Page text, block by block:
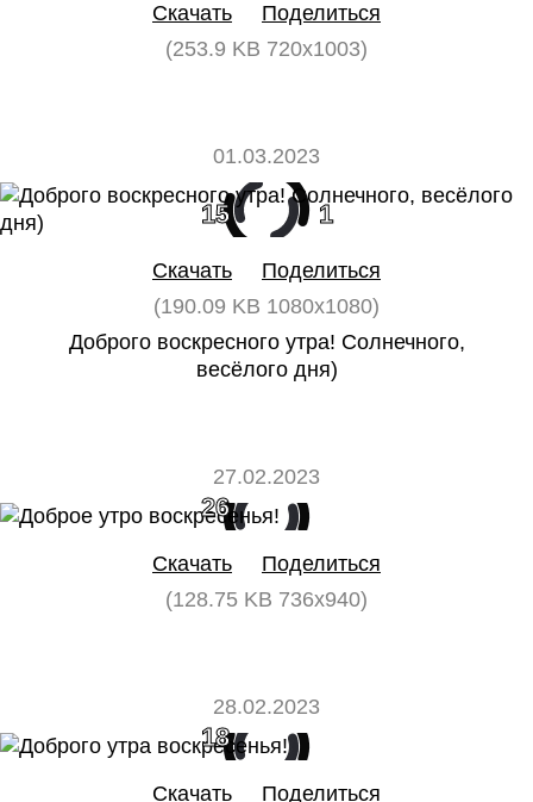
Скачать
Поделиться
(253.9 KB 720x1003)
01.03.2023
15 1
Скачать
Поделиться
(190.09 KB 1080x1080)
Доброго воскресного утра! Солнечного,
весёлого дня)
27.02.2023
26
Скачать
Поделиться
(128.75 KB 736x940)
28.02.2023
18
Скачать Поделиться